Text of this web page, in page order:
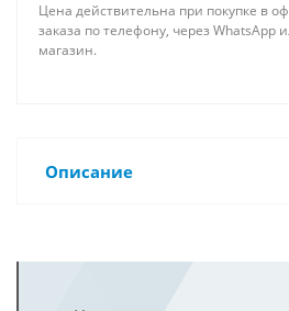
Цена действительна при покупке в
заказа по телефону, через WhatsApp
магазин.
Описание